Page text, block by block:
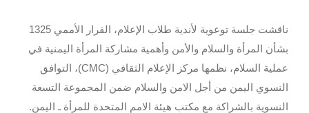
ناقشت جلسة توعوية لأندية طلاب الإعلام، القرار الأممي 1325
بشأن المرأة والسلام والأمن وأهمية مشاركة المرأة اليمنية في
عملية السلام، نظمها مركز الإعلام الثقافي (CMC)، التوافق
النسوي اليمن من أجل الامن والسلام ضمن المجموعة التسعة
النسوية بالشراكة مع مكتب هيئة الامم المتحدة للمرأة ـ اليمن.